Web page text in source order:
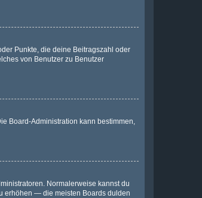
Punkte, die deine Beitragszahl oder
von Benutzer zu Benutzer
Board-Administration kann bestimmen,
Normalerweise kannst du
erhöhen — die meisten Boards dulden